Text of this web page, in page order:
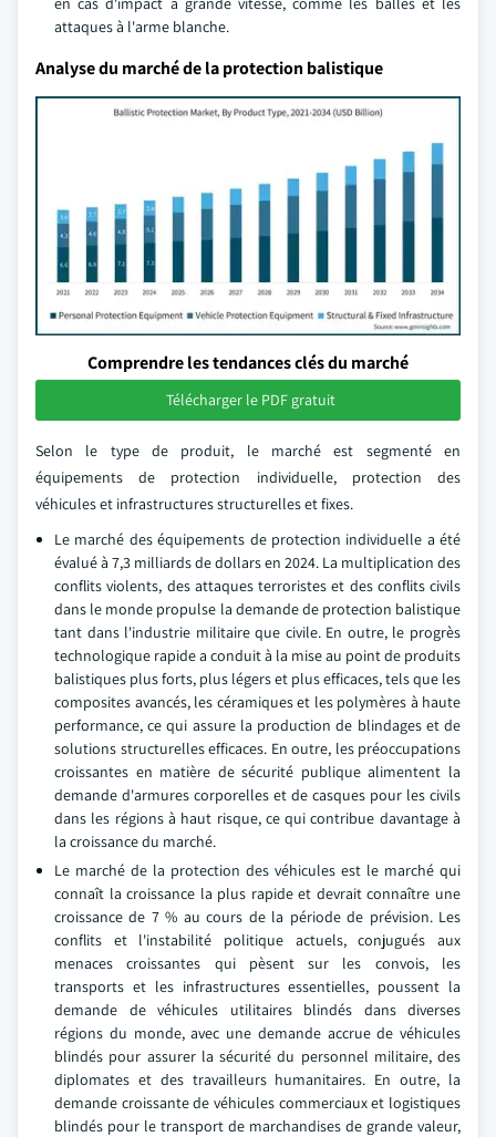
attaques à l'arme blanche.
Analyse du marché de la protection balistique
Comprendre les tendances clés du marché
Télécharger le PDF gratuit
Selon le type de produit, le marché est segmenté en
équipements de protection individuelle, protection des
véhicules et infrastructures structurelles et fixes.
Le marché des équipements de protection individuelle a été
évalué à 7,3 milliards de dollars en 2024. La multiplication des
conflits violents, des attaques terroristes et des conflits civils
dans le monde propulse la demande de protection balistique
tant dans l'industrie militaire que civile. En outre, le progrès
technologique rapide a conduit à la mise au point de produits
balistiques plus forts, plus légers et plus efficaces, tels que les
composites avancés, les céramiques et les polymères à haute
performance, ce qui assure la production de blindages et de
solutions structurelles efficaces. En outre, les préoccupations
croissantes en matière de sécurité publique alimentent la
demande d'armures corporelles et de casques pour les civils
dans les régions à haut risque, ce qui contribue davantage à
la croissance du marché.
Le marché de la protection des véhicules est le marché qui
connaît la croissance la plus rapide et devrait connaître une
croissance de 7 % au cours de la période de prévision. Les
conflits et l'instabilité politique actuels, conjugués aux
menaces croissantes qui pèsent sur les convois, les
transports et les infrastructures essentielles, poussent la
demande de véhicules utilitaires blindés dans diverses
régions du monde, avec une demande accrue de véhicules
blindés pour assurer la sécurité du personnel militaire, des
diplomates et des travailleurs humanitaires. En outre, la
demande croissante de véhicules commerciaux et logistiques
blindés pour le transport de marchandises de grande valeur,